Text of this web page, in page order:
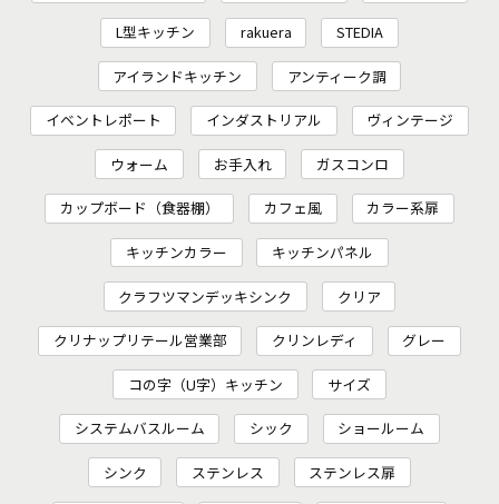
L型キッチン rakuera STEDIA
アイランドキッチン アンティーク調
イベントレポート インダストリアル ヴィンテージ
ウォーム お手入れ ガスコンロ
カップボード（食器棚） カフェ風 カラー系扉
キッチンカラー キッチンパネル
クラフツマンデッキシンク クリア
クリナップリテール営業部 クリンレディ グレー
コの字（U字）キッチン サイズ
システムバスルーム シック ショールーム
シンク ステンレス ステンレス扉